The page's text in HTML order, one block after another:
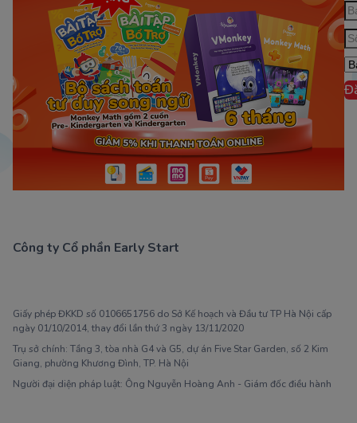
Công ty Cổ phần Early Start
Giấy phép ĐKKD số 0106651756 do Sở Kế hoạch và Đầu tư TP Hà Nội cấp
ngày 01/10/2014, thay đổi lần thứ 3 ngày 13/11/2020
Trụ sở chính: Tầng 3, tòa nhà G4 và G5, dự án Five Star Garden, số 2 Kim
Giang, phường Khương Đình, TP. Hà Nội
Người đại diện pháp luật: Ông Nguyễn Hoàng Anh - Giám đốc điều hành